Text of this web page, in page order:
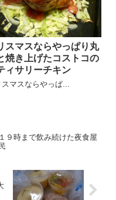
スマスならやっぱり丸
焼き上げたコストコの
ィサリーチキン
スマスならやっぱ...
９時まで飲み続けた夜食屋